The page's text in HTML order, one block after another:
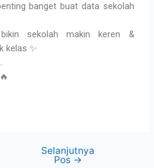
banget buat data sekolah
sekolah makin keren &
kelas ✨
Selanjutnya
Pos →